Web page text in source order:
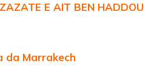
E AIT BEN HADDOU
da Marrakech